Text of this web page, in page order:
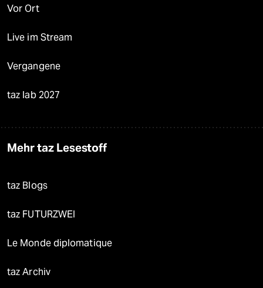
Vor Ort
Live im Stream
Vergangene
taz lab 2027
Mehr taz Lesestoff
taz Blogs
taz FUTURZWEI
Le Monde diplomatique
taz Archiv